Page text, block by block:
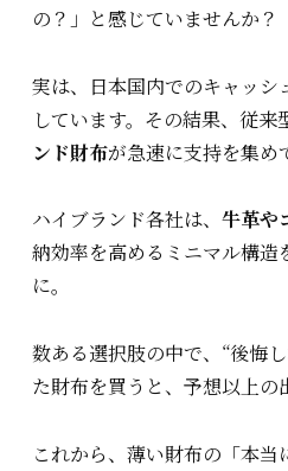
の？」と感じていませんか？
実は、日本国内でのキャッ
しています。その結果、従来
ンド財布が急速に支持を集め
ハイブランド各社は、 牛革や
納効率を高めるミニマル構
に。
数ある選択肢の中で、“後悔
た財布を買うと、予想以上の
これから、薄い財布の「本